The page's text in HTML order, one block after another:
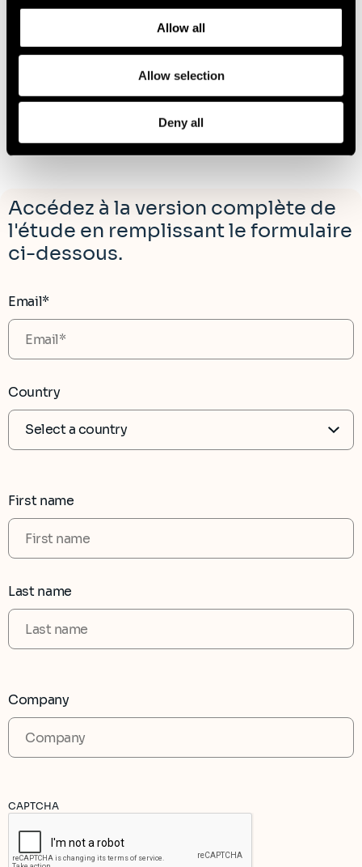
and how we process personal data in ourPrivacy Policy.
Allow all
Allow selection
Deny all
Partner, Public Sector | Paris
Linkedin
Email
Click
to
profile
Accédez à la version complète de
l'étude en remplissant le formulaire
ci-dessous.
Email*
Country
First name
Last name
Company
CAPTCHA